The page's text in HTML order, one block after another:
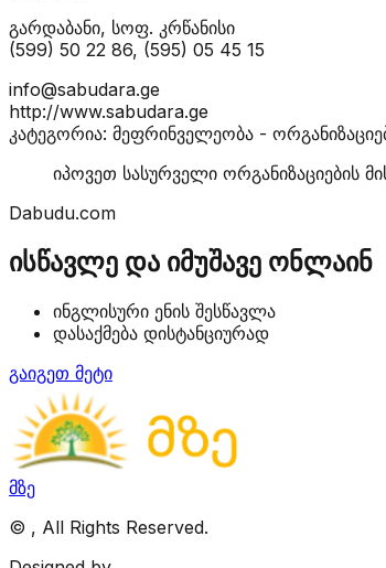
გარდაბანი, სოფ. კრწანისი
(599) 50 22 86, (595) 05 45 15
info@sabudara.ge
http://www.sabudara.ge
კატეგორია: მეფრინველეობა -
იპოვეთ სასურველი ორგანიზაციების
Dabudu.com
ისწავლე და იმუშავე ონლაინ
ინგლისური ენის შესწავლა
დასაქმება დისტანციურად
გაიგეთ მეტი
მზე
© , All Rights Reserved.